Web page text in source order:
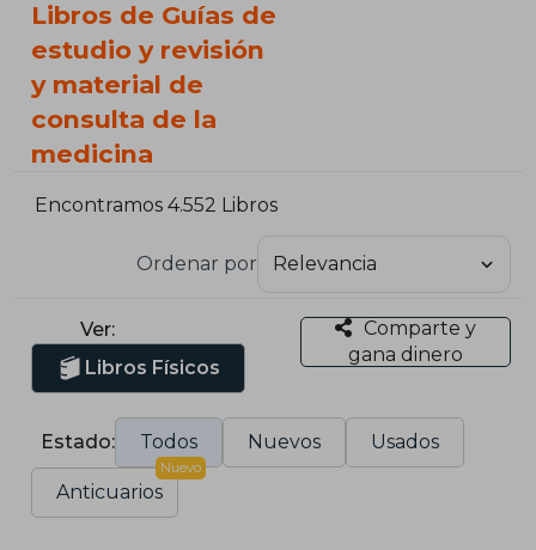
Libros de Guías de
estudio y revisión
y material de
consulta de la
medicina
Encontramos 4.552 Libros
Ordenar por
Ver:
Libros Físicos
Comparte y
gana dinero
Estado: Todos Nuevos Usados
Anticuarios
Nuevo